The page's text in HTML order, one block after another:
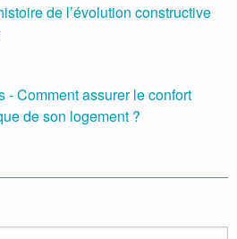
de l’évolution constructive
- Comment assurer le confort
de son logement ?